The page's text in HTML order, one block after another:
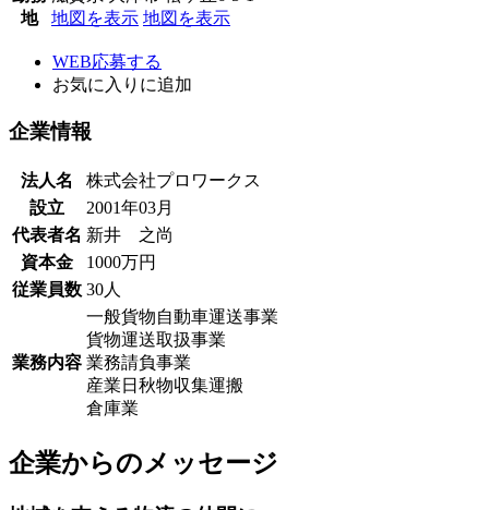
地
地図を表示 地図を表示
WEB応募する
お気に入り に追加
企業情報
法人名
株式会社プロワークス
設立
2001年03月
代表者名 新井 之尚
資本金
1000万円
従業員数 30人
業務内容
一般貨物自動車運送事業
貨物運送取扱事業
業務請負事業
産業日秋物収集運搬
倉庫業
企業からのメッセージ